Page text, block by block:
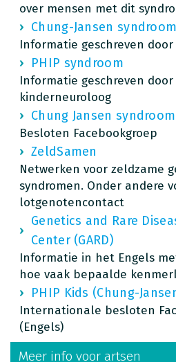
over mensen met dit
Chung-Jansen syndroom
Informatie geschreven
PHIP syndroom
Informatie geschreven door
kinderneuroloog
Chung Jansen
Besloten Facebookgroep
ZeldSamen
Netwerken voor zeldzame
syndromen. Onder andere
lotgenotencontact
Genetics and Rare
Center (GARD)
Informatie in het Engels
hoe vaak bepaalde
PHIP Kids (Chung-
Internationale besloten
(Engels)
Meer info voor artsen